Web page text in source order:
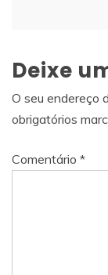
Deixe
O seu endereço
obrigatórios
Comentário *